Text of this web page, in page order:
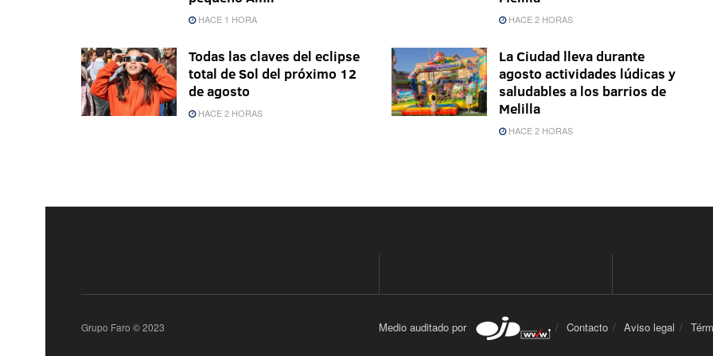
HACE 1 HORA HACE 2 HORAS
Todas las claves del eclipse
total de Sol del próximo 12
de agosto
HACE 2 HORAS
La Ciudad lleva durante
agosto actividades lúdicas y
saludables a los barrios de
Melilla
HACE 2 HORAS
Medio auditado por Contacto Aviso legal
Grupo Faro © 2023